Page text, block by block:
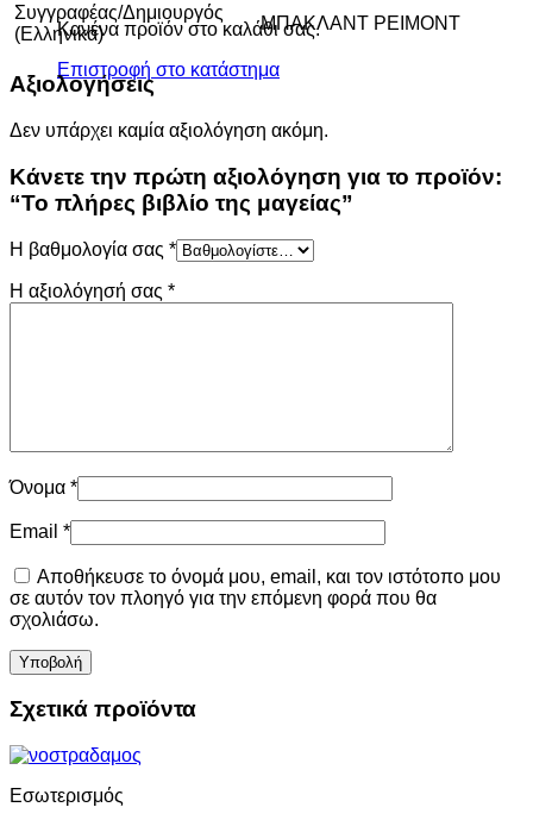
Κανένα προϊόν στο καλάθι σας.
Επιστροφή στο κατάστημα
Συγγραφέας/Δημιουργός
(Ελληνικά)
ΜΠΑΚΛΑΝΤ ΡΕΙΜΟΝΤ
Αξιολογήσεις
Δεν υπάρχει καμία αξιολόγηση ακόμη.
Κάνετε την πρώτη αξιολόγηση για το προϊόν:
“Το πλήρες βιβλίο της μαγείας”
Η βαθμολογία σας *
Η αξιολόγησή σας *
Όνομα *
Email *
Αποθήκευσε το όνομά μου, email, και τον ιστότοπο μου
σε αυτόν τον πλοηγό για την επόμενη φορά που θα
σχολιάσω.
Σχετικά προϊόντα
Eσωτερισμός